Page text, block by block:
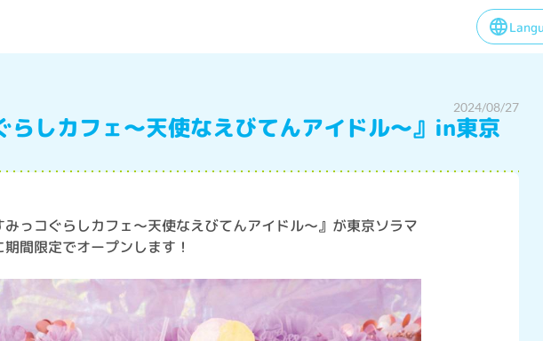
2024/08/27
らしカフェ～天使なえびてんアイドル～』in東京
みっコぐらしカフェ～天使なえびてんアイドル～』が東京ソラマ
期間限定でオープンします！